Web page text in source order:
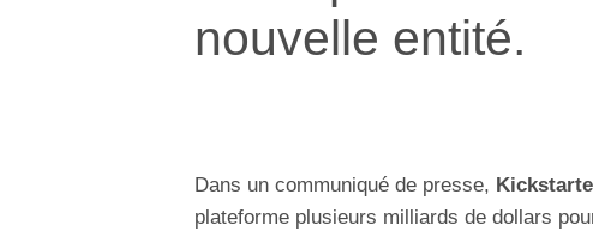
nouvelle entité.
Dans un communiqué de presse,
plateforme plusieurs milliards de dollars